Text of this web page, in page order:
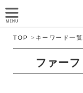
TOP > キーワード一覧
ファー